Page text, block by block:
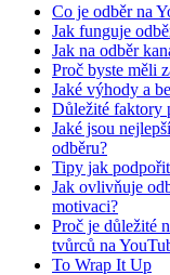
Co je odběr na
Jak funguje
Jak na odběr
Proč byste měli
Jaké výhody a
Důležité faktory
Jaké jsou
odběru?
Tipy jak
Jak ovlivňuje
motivaci?
Proč je důležité
tvůrců na
To Wrap It Up